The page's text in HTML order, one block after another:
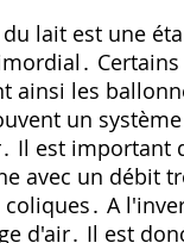
lait est une
ainsi les
un
Il est important
avec un débit
A
d'air․ Il est